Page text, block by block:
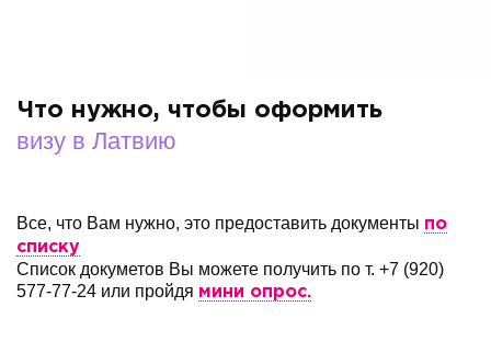
Что нужно, чтобы оформить
визу в Латвию
Все, что Вам нужно, это предоставить документы по
списку
Список докуметов Вы можете получить по т. +7 (920)
577-77-24 или пройдя мини опрос.